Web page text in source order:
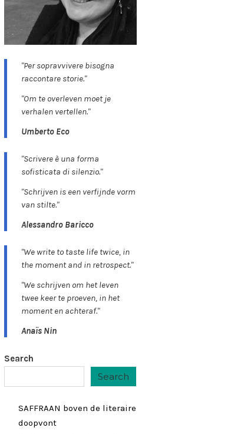
"Per sopravvivere bisogna
raccontare storie."
"Om te overleven moet je
verhalen vertellen."
Umberto Eco
"Scrivere è una forma
sofisticata di silenzio."
"Schrijven is een verfijnde vorm
van stilte."
Alessandro Baricco
"We write to taste life twice, in
the moment and in retrospect."
"We schrijven om het leven
twee keer te proeven, in het
moment en achteraf."
Anaïs Nin
Search
Search
SAFFRAAN boven de literaire
doopvont